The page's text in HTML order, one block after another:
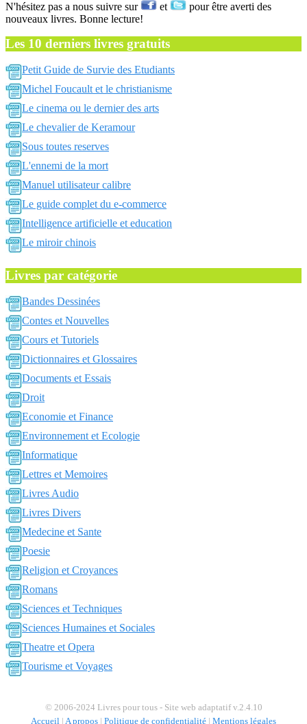
N'hésitez pas a nous suivre sur et
pour être averti des
nouveaux livres. Bonne lecture!
Les 10 derniers livres gratuits
Petit Guide de Survie des Etudiants
Michel Foucault et le christianisme
Le cinema ou le dernier des arts
Le chevalier de Keramour
Sous toutes reserves
L'ennemi de la mort
Manuel utilisateur calibre
Le guide complet du e-commerce
Intelligence artificielle et education
Le miroir chinois
Livres par catégorie
Bandes Dessinées
Contes et Nouvelles
Cours et Tutoriels
Dictionnaires et Glossaires
Documents et Essais
Droit
Economie et Finance
Environnement et Ecologie
Informatique
Lettres et Memoires
Livres Audio
Livres Divers
Medecine et Sante
Poesie
Religion et Croyances
Romans
Sciences et Techniques
Sciences Humaines et Sociales
Theatre et Opera
Tourisme et Voyages
© 2006-2024 Livres pour tous - Site web adaptatif v.2.4.10
Accueil A propos Politique de confidentialité Mentions légales